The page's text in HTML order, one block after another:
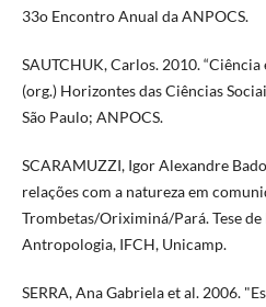
33o Encontro Anual da ANPOCS.
SAUTCHUK, Carlos. 2010. “Ciência
(org.) Horizontes das Ciências
São Paulo; ANPOCS.
SCARAMUZZI, Igor Alexandre
relações com a natureza em
Trombetas/Oriximiná/Pará. Tese
Antropologia, IFCH, Unicamp.
SERRA, Ana Gabriela et al. 2006.